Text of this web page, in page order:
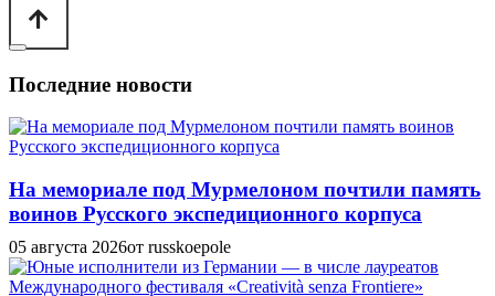
Последние новости
На мемориале под Мурмелоном почтили память
воинов Русского экспедиционного корпуса
05 августа 2026от russkoepole